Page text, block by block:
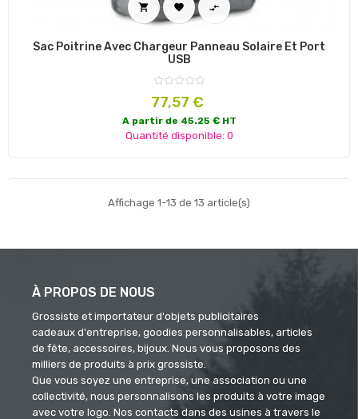
  
Sac Poitrine Avec Chargeur Panneau Solaire Et Port
USB
Prix
77,57 €
A partir de 45.25 € HT
Quantité disponible: 0
Affichage 1-13 de 13 article(s)
À PROPOS DE NOUS
Grossiste et importateur d'objets publicitaires
cadeaux d'entreprise, goodies personnalisables, articles
de fête, accessoires, bijoux. Nous vous proposons des
milliers de produits à prix grossiste.
Que vous soyez une entreprise, une association ou une
collectivité, nous personnalisons les produits à votre image
avec votre logo. Nos contacts dans des usines à travers le